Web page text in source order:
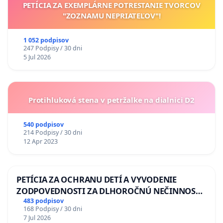
PETÍCIA ZA EXEMPLÁRNE POTRESTANIE TVORCOV
"ZOZNAMU NEPRIATEĽOV"!
1 052 podpisov
247 Podpisy / 30 dni
5 Jul 2026
Protihluková stena v petržalke na dialnici D2
540 podpisov
214 Podpisy / 30 dni
12 Apr 2023
PETÍCIA ZA OCHRANU DETÍ A VYVODENIE
ZODPOVEDNOSTI ZA DLHOROČNÚ NEČINNOSŤ
A ZLYHANIE ŠTÁTU
483 podpisov
168 Podpisy / 30 dni
7 Jul 2026